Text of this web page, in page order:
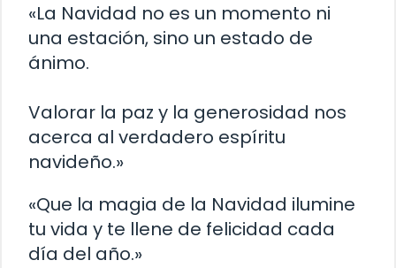
«La Navidad no es un momento ni
una estación, sino un estado de
ánimo.
Valorar la paz y la generosidad nos
acerca al verdadero espíritu
navideño.»
«Que la magia de la Navidad ilumine
tu vida y te llene de felicidad cada
día del año.»